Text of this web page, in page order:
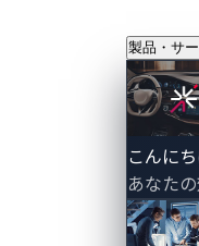
製品・サ
こんに
あなた
RAMN
ープ